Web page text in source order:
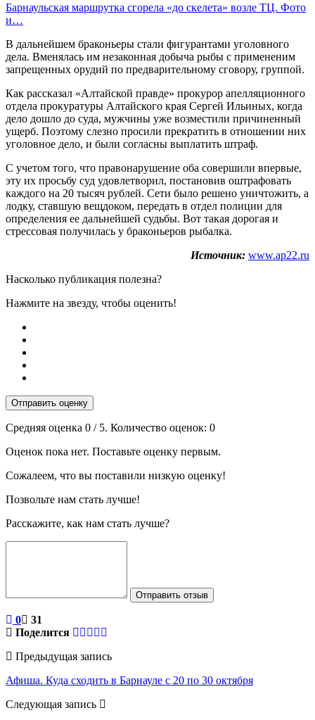
Барнаульская маршрутка сгорела «до скелета» возле ТЦ. Фото
и…
В дальнейшем браконьеры стали фигурантами уголовного
дела. Вменялась им незаконная добыча рыбы с примененим
запрещенных орудий по предварительному сговору, группой.
Как рассказал «Алтайской правде» прокурор апелляционного
отдела прокуратуры Алтайского края Сергей Ильиных, когда
дело дошло до суда, мужчины уже возместили причиненный
ущерб. Поэтому слезно просили прекратить в отношении них
уголовное дело, и были согласны выплатить штраф.
С учетом того, что правонарушение оба совершили впервые,
эту их просьбу суд удовлетворил, постановив оштрафовать
каждого на 20 тысяч рублей. Сети было решено уничтожить, а
лодку, ставшую вещдоком, передать в отдел полиции для
определения ее дальнейшей судьбы. Вот такая дорогая и
стрессовая получилась у браконьеров рыбалка.
Источник: www.ap22.ru
Насколько публикация полезна?
Нажмите на звезду, чтобы оценить!
Отправить оценку
Средняя оценка 0 / 5. Количество оценок: 0
Оценок пока нет. Поставьте оценку первым.
Сожалеем, что вы поставили низкую оценку!
Позвольте нам стать лучше!
Расскажите, как нам стать лучше?
Отправить отзыв
0
31
Поделится
Предыдущая запись
Афиша. Куда сходить в Барнауле с 20 по 30 октября
Следующая запись